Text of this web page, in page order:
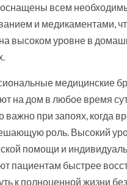
оснащены всем
и медикаментами,
высоком уровне в
медицинские
на дом в любое время
важно при запоях, когда
роль. Высокий
помощи и
пациентам быстрее
к полноценной жизни